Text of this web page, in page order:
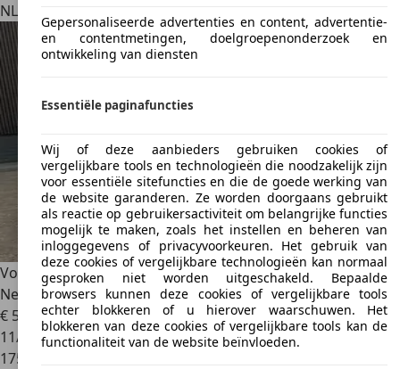
NL 3076 JA
Volkswagen Golf1.2 TSI Highline BlueMotion 1e eigenaar -
Nette au
€ 5.899
11/2011
175.220 km
Gepersonaliseerde advertenties en content, advertentie-
en contentmetingen, doelgroepenonderzoek en
ontwikkeling van diensten
Essentiële paginafuncties
Wij of deze aanbieders gebruiken cookies of
vergelijkbare tools en technologieën die noodzakelijk zijn
voor essentiële sitefuncties en die de goede werking van
de website garanderen. Ze worden doorgaans gebruikt
als reactie op gebruikersactiviteit om belangrijke functies
mogelijk te maken, zoals het instellen en beheren van
inloggegevens of privacyvoorkeuren. Het gebruik van
deze cookies of vergelijkbare technologieën kan normaal
gesproken niet worden uitgeschakeld. Bepaalde
browsers kunnen deze cookies of vergelijkbare tools
echter blokkeren of u hierover waarschuwen. Het
blokkeren van deze cookies of vergelijkbare tools kan de
functionaliteit van de website beïnvloeden.